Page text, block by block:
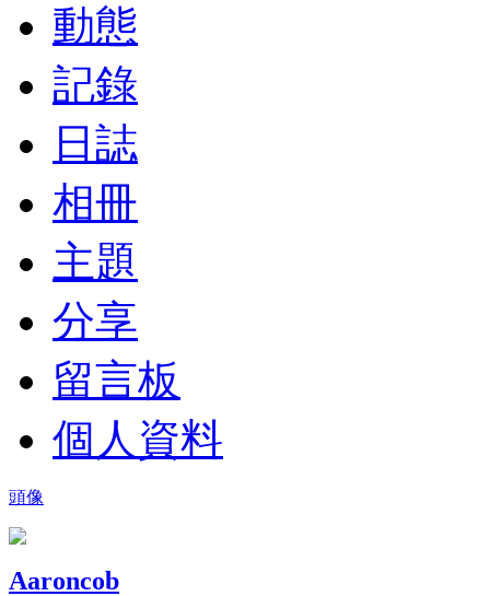
動態
記錄
日誌
相冊
主題
分享
留言板
個人資料
頭像
Aaroncob